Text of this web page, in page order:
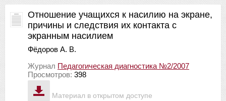
Материал в открытом доступе
Отношение учащихся к насилию на экране,
причины и следствия их контакта с
экранным насилием
Фёдоров А. В.
Журнал Педагогическая диагностика №2/2007
Просмотров: 398